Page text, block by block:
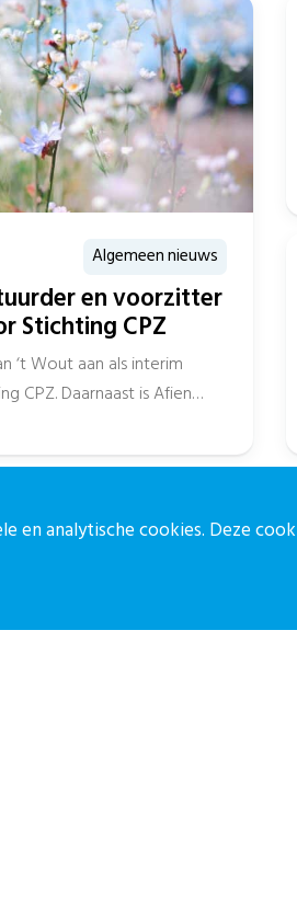
Algemeen nieuws
en voorzitter
Stichting CPZ
‘t Wout aan als interim
CPZ. Daarnaast is Afien
Contactpagina
en analytische cookies. Deze